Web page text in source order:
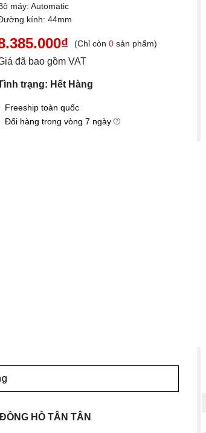
máy: Automatic
kính: 44mm
(Chỉ còn0 sản phẩm)
đã bao gồm VAT
trạng: Hết Hàng
Freeship toàn quốc
Đổi hàng trong vòng 7 ngày
HỒ TÂN TÂN